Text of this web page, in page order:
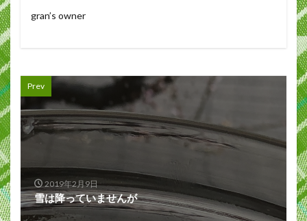
gran’s owner
Prev
2019年2月9日
雪は降っていませんが